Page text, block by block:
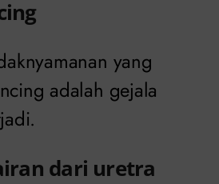
yang
adalah gejala
dari uretra